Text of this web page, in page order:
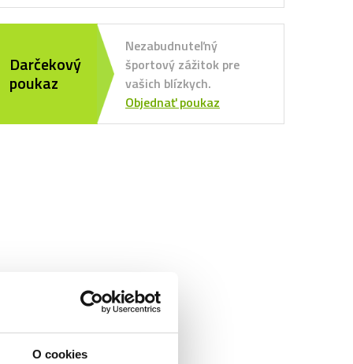
O cookies
Darčekový
poukaz
Nezabudnuteľný
športový zážitok pre
vašich blízkych.
Objednať poukaz